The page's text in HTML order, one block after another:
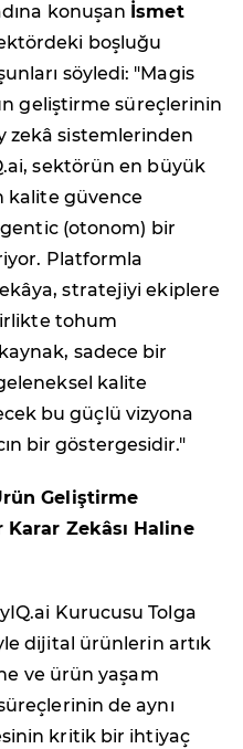
konuşan İsmet
boşluğu
söyledi: "Magis
geliştirme süreçlerinin
zekâ sistemlerinden
sektörün en büyük
kalite güvence
(otonom) bir
Platformla
stratejiyi ekiplere
tohum
kaynak, sadece bir
kalite
bu güçlü vizyona
bir göstergesidir."
Geliştirme
Zekâsı Haline
Kurucusu Tolga
dijital ürünlerin artık
ve ürün yaşam
de aynı
kritik bir ihtiyaç